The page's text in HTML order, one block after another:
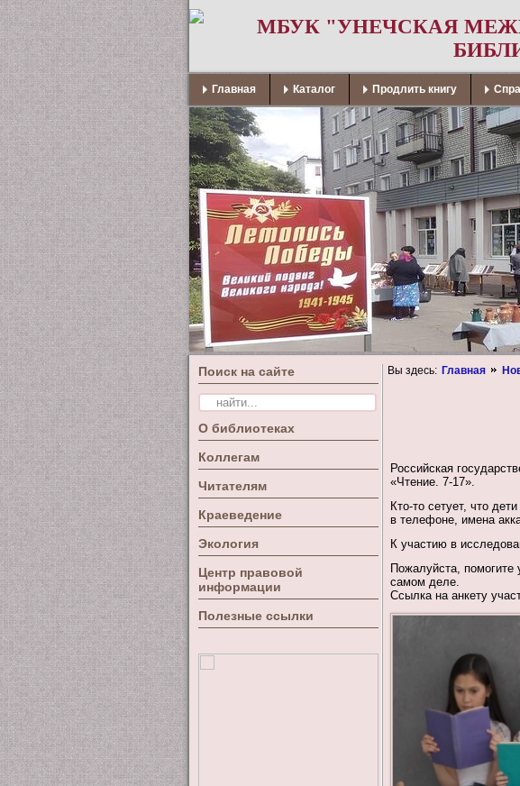
МБУК "УНЕЧСКАЯ
Главная Каталог Продлить книгу
Поиск на сайте
О библиотеках
Коллегам
Читателям
Краеведение
Экология
Центр правовой
информации
Полезные ссылки
Вы здесь: Главная
Российская
«Чтение. 7-17».
Кто-то сетует, что
в телефоне, имена
К участию в
Пожалуйста, помогите
самом деле.
Ссылка на анкету